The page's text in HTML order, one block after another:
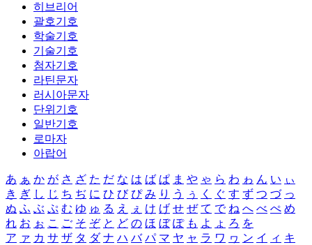
히브리어
괄호기호
학술기호
기술기호
첨자기호
라틴문자
러시아문자
단위기호
일반기호
로마자
아랍어
あ ぁ か が さ ざ た だ な は ば ぱ ま や ゃ ら わ ゎ ん い ぃ
き ぎ し じ ち ぢ に ひ び ぴ み り う ぅ く ぐ す ず つ づ っ
ぬ ふ ぶ ぷ む ゆ ゅ る え ぇ け げ せ ぜ て で ね へ べ ぺ め
れ お ぉ こ ご そ ぞ と ど の ほ ぼ ぽ も よ ょ ろ を
ア ァ カ サ ザ タ ダ ナ ハ バ パ マ ヤ ャ ラ ワ ヮ ン イ ィ キ